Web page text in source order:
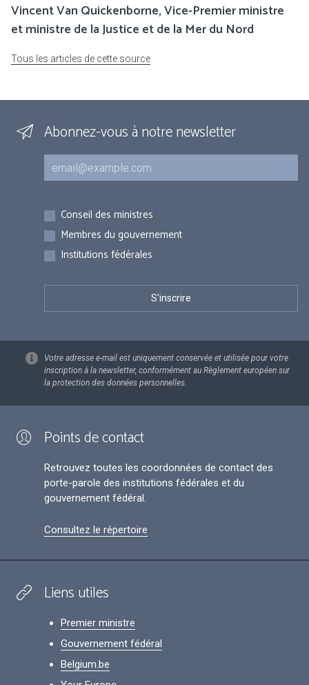
Vincent Van Quickenborne, Vice-Premier ministre
et ministre de la Justice et de la Mer du Nord
Tous les articles de cette source
Abonnez-vous à notre newsletter
Courriel
Inscriptions
Conseil des ministres
Membres du gouvernement
Institutions fédérales
Votre adresse e-mail est uniquement conservée et utilisée pour votre
inscription à la newsletter, conformément au Règlement européen sur
la protection des données personnelles.
Points de contact
Retrouvez toutes les coordonnées de contact des
porte-parole des institutions fédérales et du
gouvernement fédéral.
Consultez le répertoire
Liens utiles
Premier ministre
Gouvernement fédéral
Belgium.be